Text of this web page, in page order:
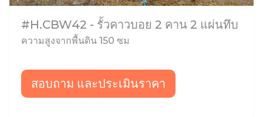
#H.CBW42 - รั้วคาวบอย 2 คาน 2 แผ่นทึบ
ความสูงจากพื้นดิน 150 ซม
สอบถาม และประเมินราคา